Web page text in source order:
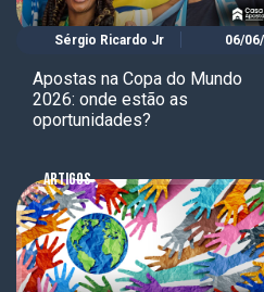
da isenção
Fonte:IGB
Sérgio Ricardo Jr 06/
Apostas na Copa do Mundo
2026: onde estão as
oportunidades?
ARTIGOS